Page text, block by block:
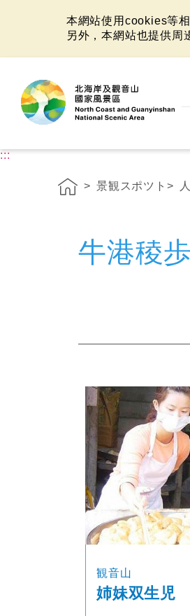
本網站使用cookies等
另外，本網站也提供周
:::
景観スポツト
牛港稜
観音山
姉妹双生児